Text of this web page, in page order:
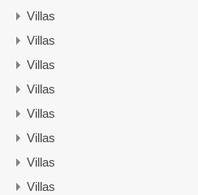
Villas
Villas
Villas
Villas
Villas
Villas
Villas
Villas